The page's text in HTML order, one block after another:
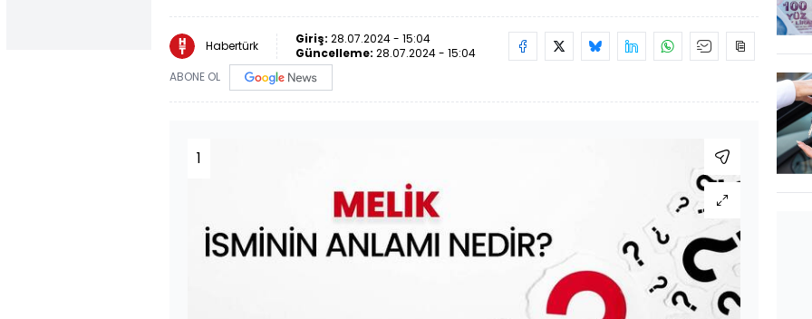
Habertürk Giriş: 28.07.2024 - 15:04
Güncelleme: 28.07.2024 - 15:04
ABONE OL
1